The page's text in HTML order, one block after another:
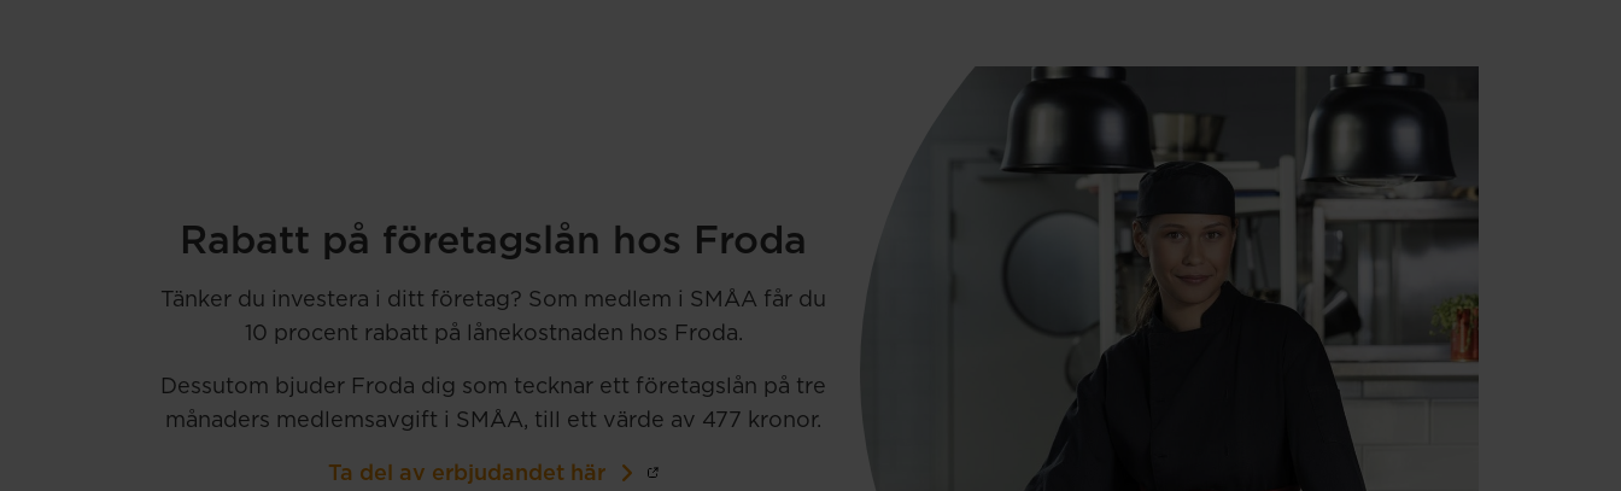
Rabatt på företagslån hos Froda
Tänker du investera i ditt företag? Som medlem i SMÅA får du
10 procent rabatt på lånekostnaden hos Froda.
Dessutom bjuder Froda dig som tecknar ett företagslån på tre
månaders medlemsavgift i SMÅA, till ett värde av 477 kronor.
Ta del av erbjudandet här